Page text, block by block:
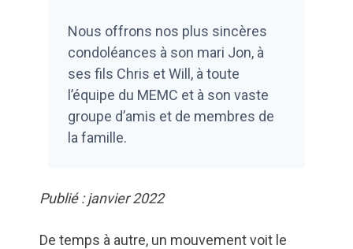
Nous offrons nos plus sincères
condoléances à son mari Jon, à
ses fils Chris et Will, à toute
l’équipe du MEMC et à son vaste
groupe d’amis et de membres de
la famille.
Publié : janvier 2022
De temps à autre, un mouvement voit le